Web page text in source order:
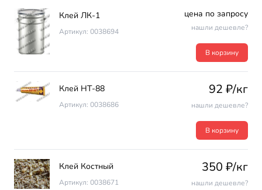
Клей ЛК-1
Артикул: 0038694
цена по запросу
нашли дешевле?
В корзину
Клей НТ-88
Артикул: 0038686
92 ₽/кг
нашли дешевле?
В корзину
Клей Костный
Артикул: 0038671
350 ₽/кг
нашли дешевле?